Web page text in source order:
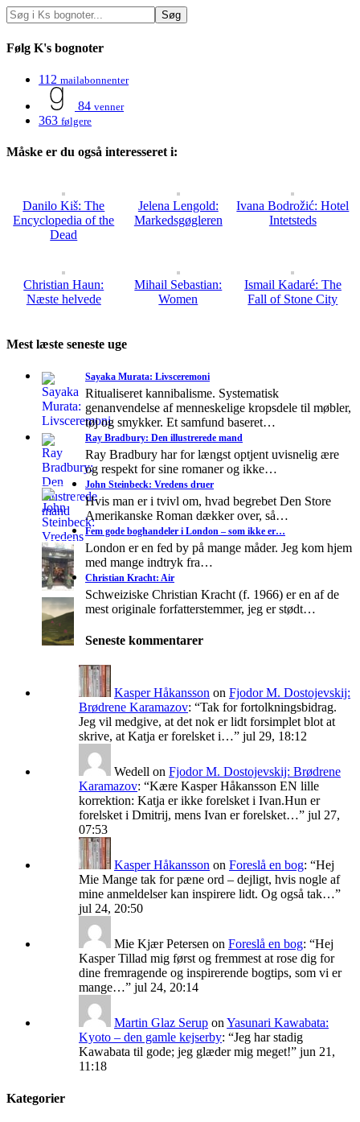
Følg K's bognoter
112 mailabonnenter
84 venner
363 følgere
Måske er du også interesseret i:
Danilo Kiš: The
Encyclopedia of the
Dead
Jelena Lengold:
Markedsgøgleren
Ivana Bodrožić: Hotel
Intetsteds
Christian Haun:
Næste helvede
Mihail Sebastian:
Women
Ismail Kadaré: The
Fall of Stone City
Mest læste seneste uge
Sayaka Murata: Livsceremoni
Ritualiseret kannibalisme. Systematisk
genanvendelse af menneskelige kropsdele til møbler,
tøj og smykker. Et samfund baseret…
Ray Bradbury: Den illustrerede mand
Ray Bradbury har for længst optjent uvisnelig ære
og respekt for sine romaner og ikke…
John Steinbeck: Vredens druer
Hvis man er i tvivl om, hvad begrebet Den Store
Amerikanske Roman dækker over, så…
Fem gode boghandeler i London – som ikke er…
London er en fed by på mange måder. Jeg kom hjem
med mange indtryk fra…
Christian Kracht: Air
Schweiziske Christian Kracht (f. 1966) er en af de
mest originale forfatterstemmer, jeg er stødt…
Seneste kommentarer
Kasper Håkansson on Fjodor M. Dostojevskij:
Brødrene Karamazov: “Tak for fortolkningsbidrag.
Jeg vil medgive, at det nok er lidt forsimplet blot at
skrive, at Katja er forelsket i…” jul 29, 18:12
Wedell on Fjodor M. Dostojevskij: Brødrene
Karamazov: “Kære Kasper Håkansson EN lille
korrektion: Katja er ikke forelsket i Ivan.Hun er
forelsket i Dmitrij, mens Ivan er forelsket…” jul 27,
07:53
Kasper Håkansson on Foreslå en bog: “Hej
Mie Mange tak for pæne ord – dejligt, hvis nogle af
mine anmeldelser kan inspirere lidt. Og også tak…”
jul 24, 20:50
Mie Kjær Petersen on Foreslå en bog: “Hej
Kasper Tillad mig først og fremmest at rose dig for
dine fremragende og inspirerende bogtips, som vi er
mange…” jul 24, 20:14
Martin Glaz Serup onYasunari Kawabata:
Kyoto – den gamle kejserby: “Jeg har stadig
Kawabata til gode; jeg glæder mig meget!” jun 21,
11:18
Kategorier